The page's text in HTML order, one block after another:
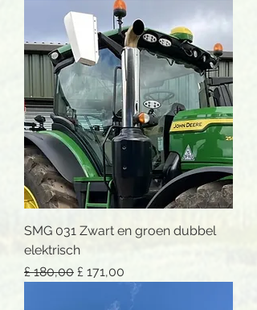
SMG 031 Zwart en groen dubbel
elektrisch
Normale prijs
£ 180,00 Verkoopprijs
£ 171,00